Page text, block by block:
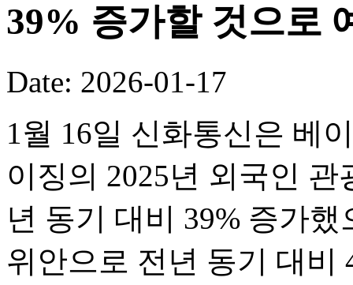
39% 증가할 것으로
Date: 2026-01-17
1월 16일 신화통신은 베
이징의 2025년 외국인
년 동기 대비 39% 증가
위안으로 전년 동기 대비